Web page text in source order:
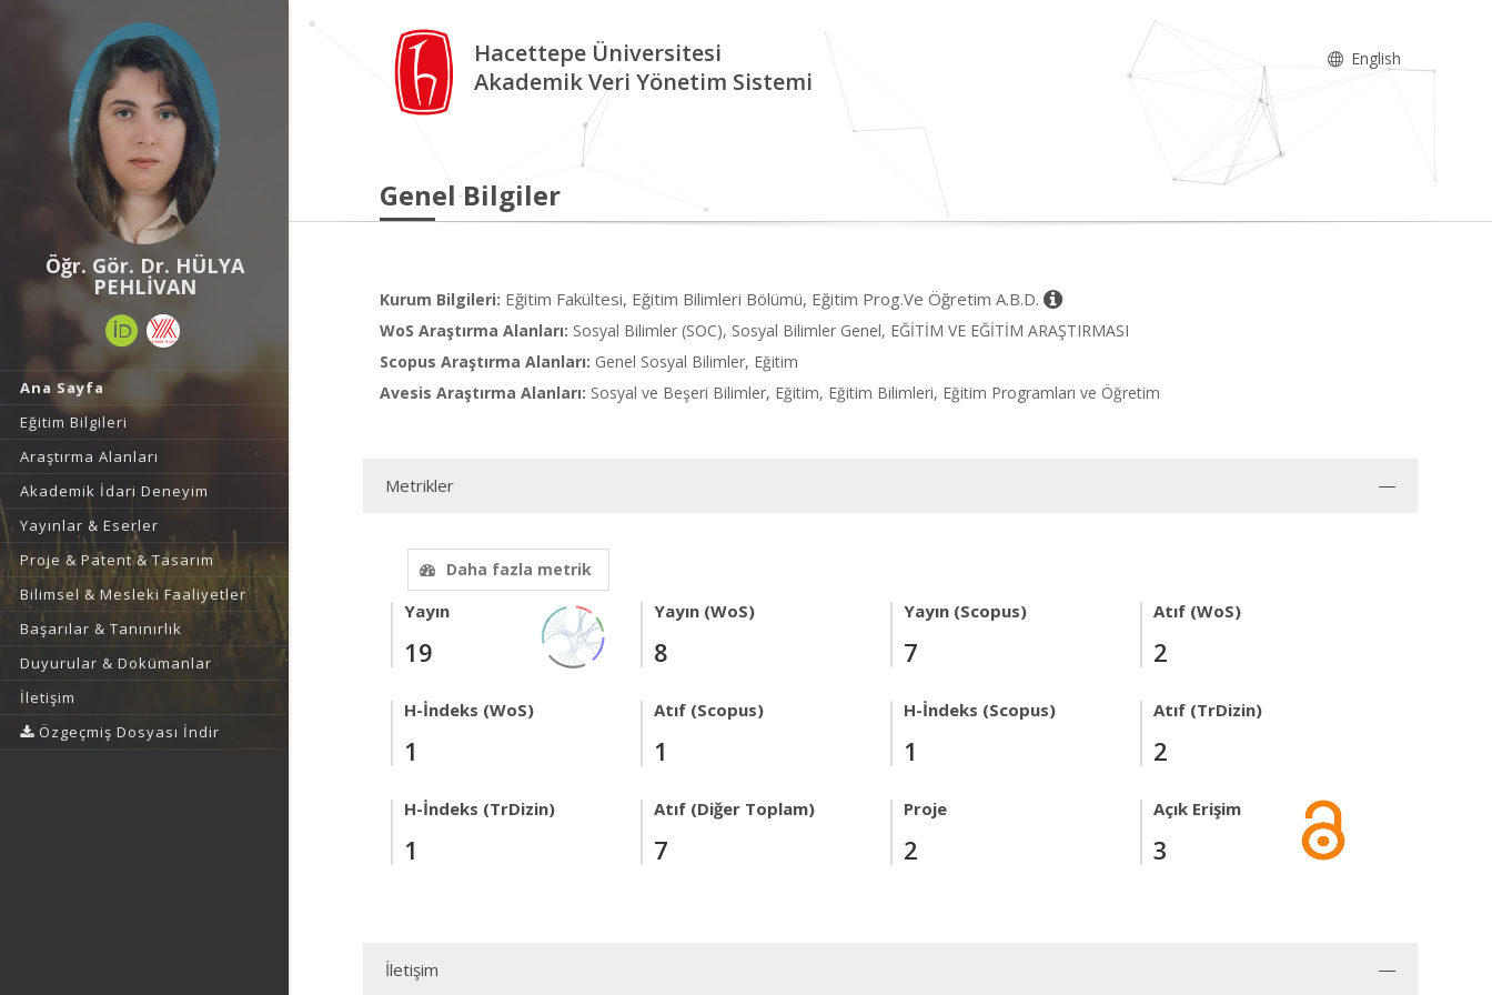
Öğr. Gör. Dr. HÜLYA
PEHLİVAN
Ana Sayfa
Eğitim Bilgileri
Araştırma Alanları
Akademik İdari Deneyim
Yayınlar & Eserler
Proje & Patent & Tasarım
Bilimsel & Mesleki Faaliyetler
Başarılar & Tanınırlık
Duyurular & Dokümanlar
İletişim
Özgeçmiş Dosyası İndir
Hacettepe Üniversitesi
Akademik Veri Yönetim Sistemi
English
Genel Bilgiler
Kurum Bilgileri: Eğitim Fakültesi, Eğitim Bilimleri Bölümü, Eğitim Prog.Ve Öğretim A.B.D.
WoS Araştırma Alanları: Sosyal Bilimler (SOC), Sosyal Bilimler Genel, EĞİTİM VE EĞİTİM ARAŞTIRMASI
Scopus Araştırma Alanları: Genel Sosyal Bilimler, Eğitim
Avesis Araştırma Alanları: Sosyal ve Beşeri Bilimler, Eğitim, Eğitim Bilimleri, Eğitim Programları ve Öğretim
Metrikler
Daha fazla metrik
Yayın
19
Yayın (WoS)
8
Yayın (Scopus)
7
Atıf (WoS)
2
H-İndeks (WoS)
1
Atıf (Scopus)
1
H-İndeks (Scopus)
1
Atıf (TrDizin)
2
H-İndeks (TrDizin)
1
Atıf (Diğer Toplam)
7
Proje
2
Açık Erişim
3
İletişim